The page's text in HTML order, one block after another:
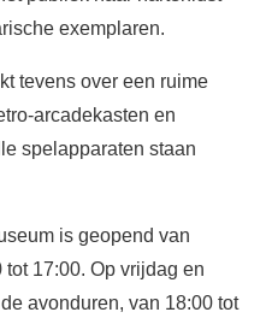
exemplaren.
tevens over een ruime
arcadekasten en
spelapparaten staan
is geopend van
17:00. Op vrijdag en
avonduren, van 18:00 tot